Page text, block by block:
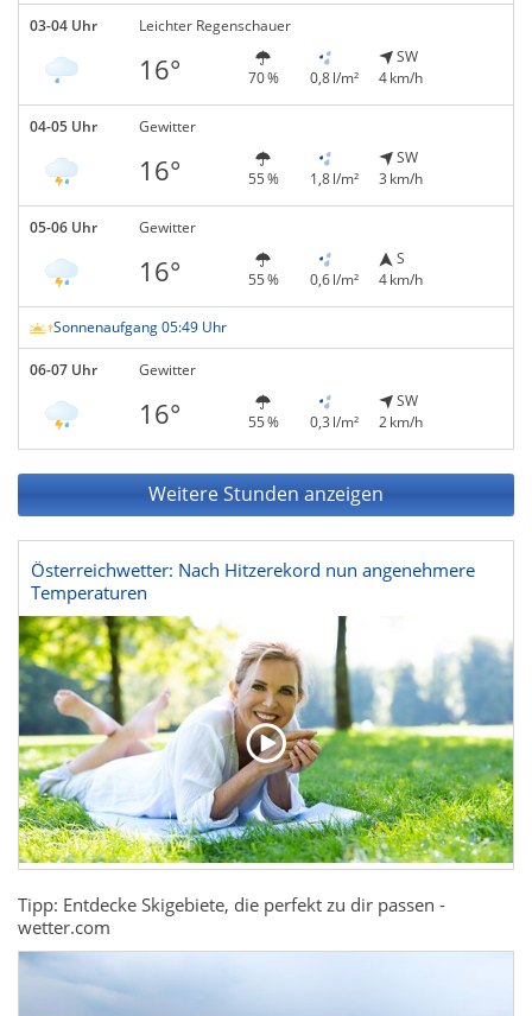
03-04 Uhr Leichter Regenschauer
16° 70 % 0,8 l/m²
SW
4 km/h
04-05 Uhr Gewitter
16° 55 % 1,8 l/m²
SW
3 km/h
05-06 Uhr Gewitter
16° 55 % 0,6 l/m²
S
4 km/h
Sonnenaufgang 05:49 Uhr
06-07 Uhr Gewitter
16° 55 % 0,3 l/m²
SW
2 km/h
Weitere Stunden anzeigen
Österreichwetter: Nach Hitzerekord nun angenehmere
Temperaturen
Tipp: Entdecke Skigebiete, die perfekt zu dir passen -
wetter.com